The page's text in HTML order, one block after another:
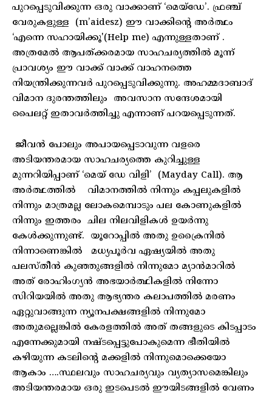
പുറപ്പെടുവിക്കുന്ന ഒരു വാക്കാണ് ‘മെയ്‌ഡേ’. ഫ്രഞ്ച്
വേരുകളുള്ള (m’aidesz) ഈ വാക്കിന്റെ അർത്ഥം
‘എന്നെ സഹായിക്കൂ'(Help me) എന്നുള്ളതാണ് .
അത്രമേൽ ആപത്ക്കരമായ സാഹചര്യത്തിൽ മൂന്ന്
പ്രാവശ്യം ഈ വാക്ക് വാക്ക് വാഹനത്തെ
നിയന്ത്രിക്കുന്നവർ പുറപ്പെടുവിക്കുന്നു. അഹമ്മദാബാദ്
വിമാന ദുരന്തത്തിലും അവസാന സന്ദേശമായി
പൈലറ്റ് ഇതാവർത്തിച്ചു എന്നാണ് പറയപ്പെടുന്നത്.
ജീവൻ പോലും അപായപ്പെടാവുന്ന വളരെ
അടിയന്തരമായ സാഹചര്യത്തെ കുറിച്ചുള്ള
മുന്നറിയിപ്പാണ് ‘മെയ് ഡേ വിളി’ (Mayday Call). ആ
അർത്ഥത്തിൽ വിമാനത്തിൽ നിന്നും കപ്പലുകളിൽ
നിന്നും മാത്രമല്ല ലോകമെമ്പാടും പല കോണുകളിൽ
നിന്നും ഇത്തരം ചില നിലവിളികൾ ഉയർന്നു
കേൾക്കുന്നുണ്ട്. യൂറോപ്പിൽ അതു ഉക്രൈനിൽ
നിന്നാണെങ്കിൽ മധ്യപൂർവ ഏഷ്യയിൽ അതു
പലസ്തീൻ കുഞ്ഞുങ്ങളിൽ നിന്നുമോ മ്യാൻമാറിൽ
അത് രോഹിംഗ്യൻ അഭയാർത്ഥികളിൽ നിന്നോ
സിറിയയിൽ അതു ആഭ്യന്തര കലാപത്തിൽ മരണം
ഏറ്റുവാങ്ങുന്ന ന്യൂനപക്ഷങ്ങളിൽ നിന്നുമോ
അതുമല്ലെങ്കിൽ കേരളത്തിൽ അത് തങ്ങളുടെ കിടപ്പാടം
എന്നേക്കുമായി നഷ്ടപ്പെട്ടുപോകുമെന്ന ഭീതിയിൽ
കഴിയുന്ന കടലിന്റെ മക്കളിൽ നിന്നുമൊക്കെയോ
ആകാം ….സ്ഥലവും സാഹചര്യവും വ്യത്യാസമെങ്കിലും
അടിയന്തരമായ ഒരു ഇടപെടൽ ഈയിടങ്ങളിൽ വേണം